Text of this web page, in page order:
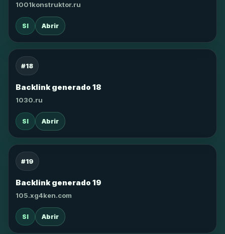
1001konstruktor.ru
SI Abrir
#18
Backlink generado 18
1030.ru
SI Abrir
#19
Backlink generado 19
105.xg4ken.com
SI Abrir